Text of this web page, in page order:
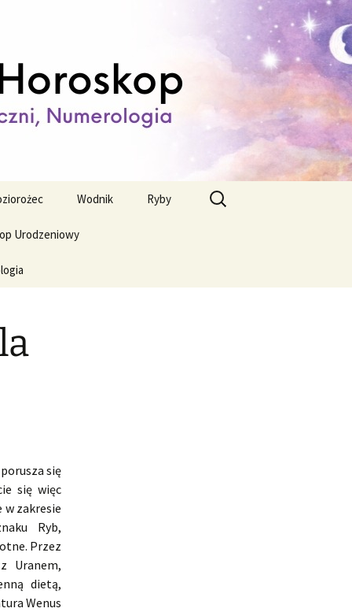
Wodnik Ryby
Urodzeniowy
Szukaj:
się
się więc
zakresie
Ryb,
Przez
Uranem,
dietą,
Wenus